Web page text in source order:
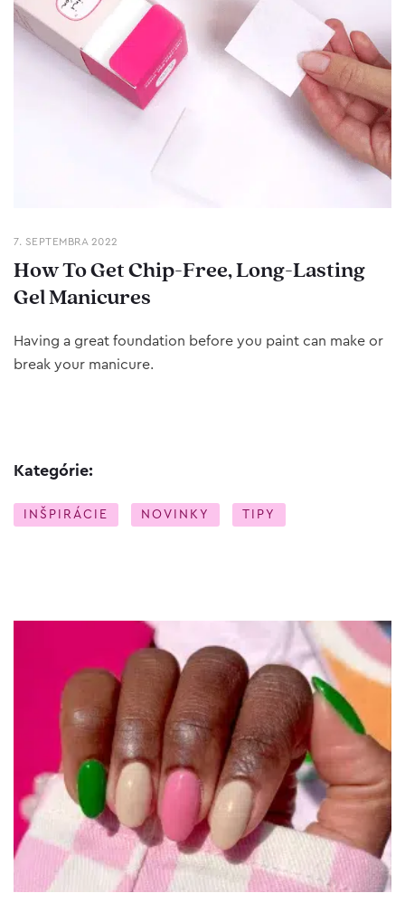
7. SEPTEMBRA 2022
How To Get Chip-Free, Long-Lasting
Gel Manicures
Having a great foundation before you paint can make or
break your manicure.
Kategórie:
INŠPIRÁCIE NOVINKY TIPY